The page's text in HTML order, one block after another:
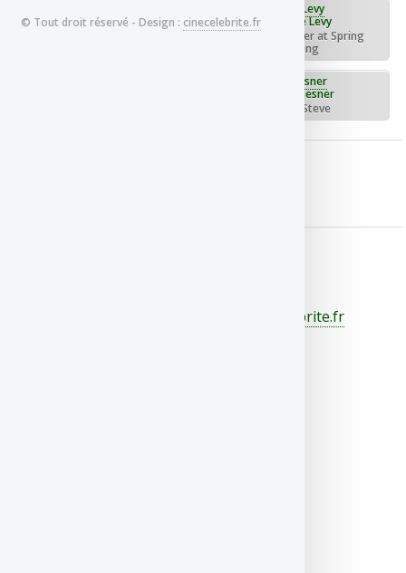
Rôle : - Stephen King (uncredited)
Steve Levy
Rôle : - Reporter at Spring
Training
Zen Gesner
Rôle : - Steve
cinecelebrite.fr
© Tout droit réservé - Design : cinecelebrite.fr